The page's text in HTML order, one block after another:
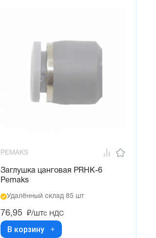
PEMAKS
Заглушка цанговая PRHK-6
Pemaks
Удалённый склад 85 шт
76,95 ₽/штс НДС
В корзину